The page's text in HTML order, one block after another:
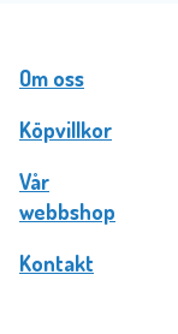
Om oss
Köpvillkor
Vår
webbshop
Kontakt